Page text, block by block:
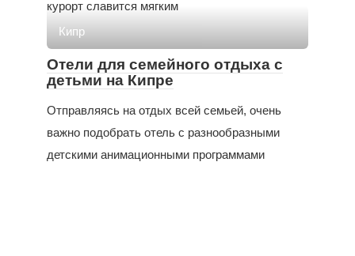
курорт славится мягким
Кипр
Отели для семейного отдыха с
детьми на Кипре
Отправляясь на отдых всей семьей, очень
важно подобрать отель с разнообразными
детскими анимационными программами